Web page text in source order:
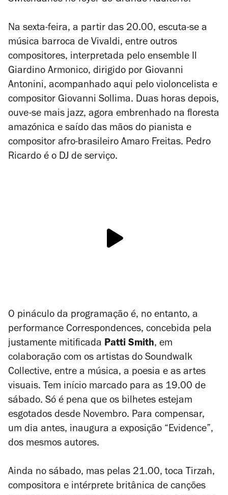
Na sexta-feira, a partir das 20.00, escuta-se a
música barroca de Vivaldi, entre outros
compositores, interpretada pelo ensemble Il
Giardino Armonico, dirigido por Giovanni
Antonini, acompanhado aqui pelo violoncelista e
compositor Giovanni Sollima. Duas horas depois,
ouve-se mais jazz, agora embrenhado na floresta
amazónica e saído das mãos do pianista e
compositor afro-brasileiro Amaro Freitas. Pedro
Ricardo é o DJ de serviço.
O pináculo da programação é, no entanto, a
performance Correspondences, concebida pela
justamente mitificada Patti Smith, em
colaboração com os artistas do Soundwalk
Collective, entre a música, a poesia e as artes
visuais. Tem início marcado para as 19.00 de
sábado. Só é pena que os bilhetes estejam
esgotados desde Novembro. Para compensar,
um dia antes, inaugura a exposição “Evidence”,
dos mesmos autores.
Ainda no sábado, mas pelas 21.00, toca Tirzah,
compositora e intérprete britânica de canções